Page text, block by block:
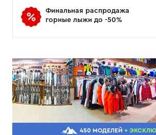
Финальная распродажа
горные лыжи до -50%
450 МОДЕЛЕЙ +